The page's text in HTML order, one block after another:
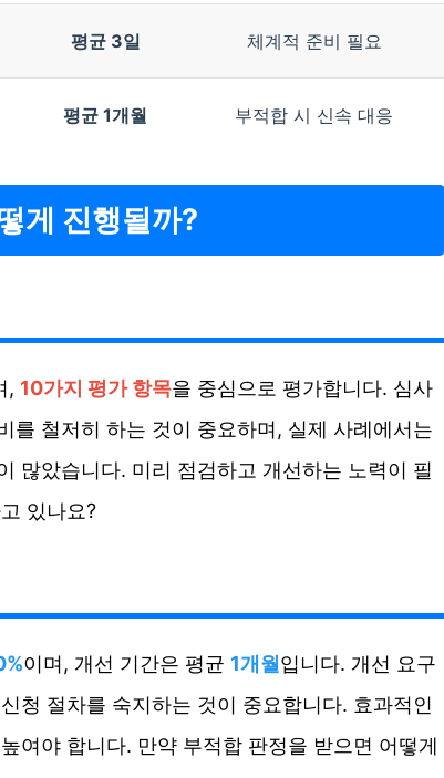
평균 3일 체계적 준비 필요
평균 1개월 부적합 시 신속 대응
게 진행될까?
, 10가지 평가 항목을 중심으로 평가합니다. 심사
를 철저히 하는 것이 중요하며, 실제 사례에서는
많았습니다. 미리 점검하고 개선하는 노력이 필
있나요?
이며, 개선 기간은 평균 1개월입니다. 개선 요구
청 절차를 숙지하는 것이 중요합니다. 효과적인
여야 합니다. 만약 부적합 판정을 받으면 어떻게